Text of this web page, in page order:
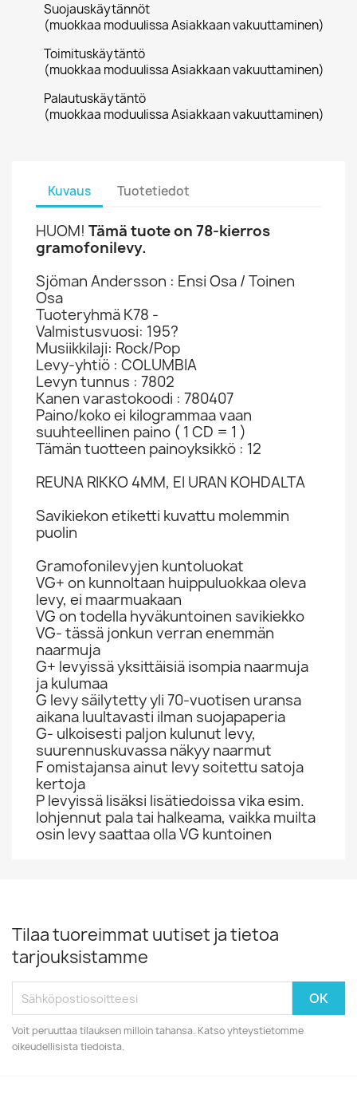
Suojauskäytännöt
(muokkaa moduulissa Asiakkaan vakuuttaminen)
Toimituskäytäntö
(muokkaa moduulissa Asiakkaan vakuuttaminen)
Palautuskäytäntö
(muokkaa moduulissa Asiakkaan vakuuttaminen)
Kuvaus Tuotetiedot
HUOM! Tämä tuote on 78-kierros
gramofonilevy.
Sjöman Andersson : Ensi Osa / Toinen
Osa
Tuoteryhmä K78 -
Valmistusvuosi: 195?
Musiikkilaji: Rock/Pop
Levy-yhtiö : COLUMBIA
Levyn tunnus : 7802
Kanen varastokoodi : 780407
Paino/koko ei kilogrammaa vaan
suuhteellinen paino ( 1 CD = 1 )
Tämän tuotteen painoyksikkö : 12
REUNA RIKKO 4MM, EI URAN KOHDALTA
Savikiekon etiketti kuvattu molemmin
puolin
Gramofonilevyjen kuntoluokat
VG+ on kunnoltaan huippuluokkaa oleva
levy, ei maarmuakaan
VG on todella hyväkuntoinen savikiekko
VG- tässä jonkun verran enemmän
naarmuja
G+ levyissä yksittäisiä isompia naarmuja
ja kulumaa
G levy säilytetty yli 70-vuotisen uransa
aikana luultavasti ilman suojapaperia
G- ulkoisesti paljon kulunut levy,
suurennuskuvassa näkyy naarmut
F omistajansa ainut levy soitettu satoja
kertoja
P levyissä lisäksi lisätiedoissa vika esim.
lohjennut pala tai halkeama, vaikka muilta
osin levy saattaa olla VG kuntoinen
Tilaa tuoreimmat uutiset ja tietoa
tarjouksistamme
Voit peruuttaa tilauksen milloin tahansa. Katso yhteystietomme
oikeudellisista tiedoista.